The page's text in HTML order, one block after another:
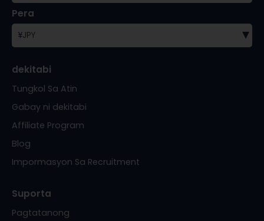
Pera
¥JPY ▾
dekitabi
Tungkol Sa Atin
Gabay ni dekitabi
Affiliate Program
Blog
Impormasyon Sa Recruitment
Suporta
Pagtatanong